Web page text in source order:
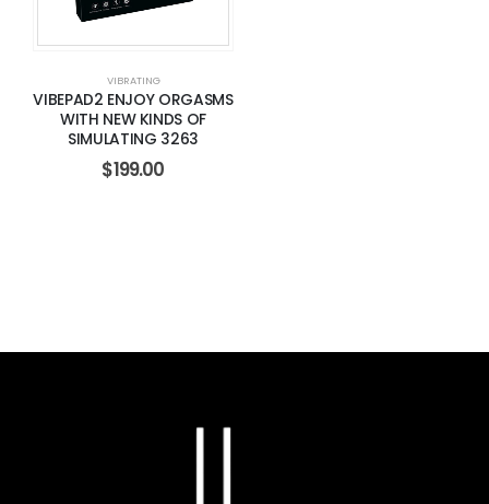
VIBRATING
VIBEPAD2 ENJOY ORGASMS
WITH NEW KINDS OF
SIMULATING 3263
$199.00